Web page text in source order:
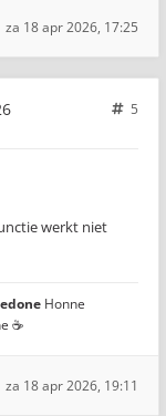
za 18 apr 2026, 17:25
5
werkt niet
Honne
☕
za 18 apr 2026, 19:11